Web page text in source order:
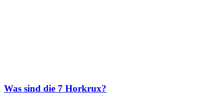
Was sind die 7 Horkrux?